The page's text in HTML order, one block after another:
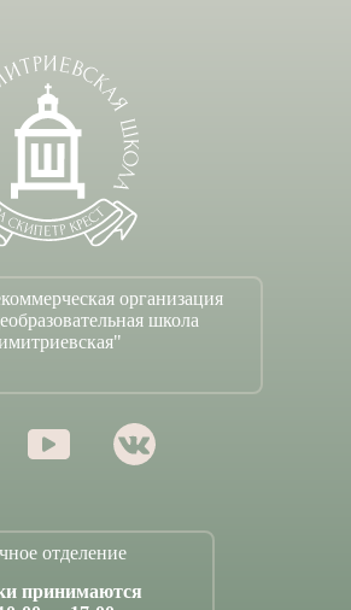
организация
школа
отделение
принимаются